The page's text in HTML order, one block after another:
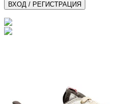
ВХОД / РЕГИСТРАЦИЯ